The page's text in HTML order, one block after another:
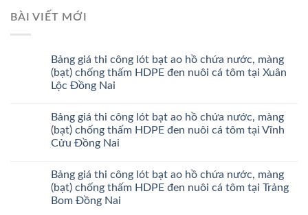
BÀI VIẾT MỚI
Bảng giá thi công lót bạt ao hồ chứa nước, màng
(bạt) chống thấm HDPE đen nuôi cá tôm tại Xuân
Lộc Đồng Nai
Bảng giá thi công lót bạt ao hồ chứa nước, màng
(bạt) chống thấm HDPE đen nuôi cá tôm tại Vĩnh
Cửu Đồng Nai
Bảng giá thi công lót bạt ao hồ chứa nước, màng
(bạt) chống thấm HDPE đen nuôi cá tôm tại Trảng
Bom Đồng Nai